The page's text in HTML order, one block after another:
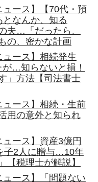
ュース】【70代・預
なんか、知る
夫…「だったら、
の、密かな計画
ュース】相続発生
…知らないと損！
」方法【司法書士
ュース】相続・生前
用の意外と知られ
ュース】資産3億円
子2人に贈与…10年
【税理士が解説】
ュース】「問題ない